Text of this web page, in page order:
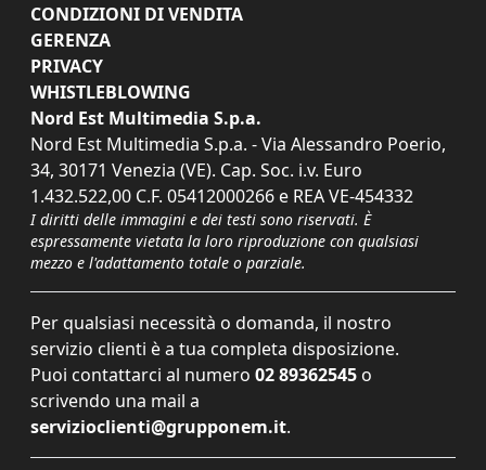
CONDIZIONI DI VENDITA
GERENZA
PRIVACY
WHISTLEBLOWING
Nord Est Multimedia S.p.a.
Nord Est Multimedia S.p.a. - Via Alessandro Poerio,
34, 30171 Venezia (VE). Cap. Soc. i.v. Euro
1.432.522,00 C.F. 05412000266 e REA VE-454332
I diritti delle immagini e dei testi sono riservati. È
espressamente vietata la loro riproduzione con qualsiasi
mezzo e l'adattamento totale o parziale.
Per qualsiasi necessità o domanda, il nostro
servizio clienti è a tua completa disposizione.
Puoi contattarci al numero 02 89362545 o
scrivendo una mail a
servizioclienti@grupponem.it.